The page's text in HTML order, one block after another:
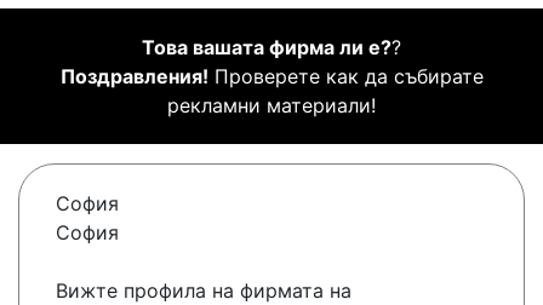
Това вашата фирма ли е??
Поздравления! Проверете как да събирате
рекламни материали!
София
София
Вижте профила на фирмата на